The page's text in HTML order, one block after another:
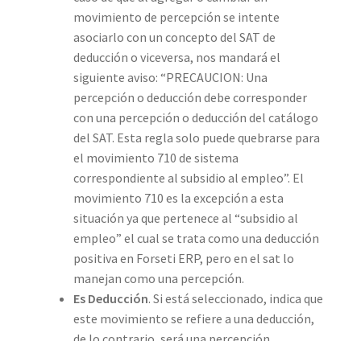
movimiento de percepción se intente
asociarlo con un concepto del SAT de
deducción o viceversa, nos mandará el
siguiente aviso: “PRECAUCION: Una
percepción o deducción debe corresponder
con una percepción o deducción del catálogo
del SAT. Esta regla solo puede quebrarse para
el movimiento 710 de sistema
correspondiente al subsidio al empleo”. El
movimiento 710 es la excepción a esta
situación ya que pertenece al “subsidio al
empleo” el cual se trata como una deducción
positiva en Forseti ERP, pero en el sat lo
manejan como una percepción.
Es Deducción. Si está seleccionado, indica que
este movimiento se refiere a una deducción,